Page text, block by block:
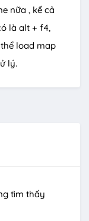
nữa , kể cả
là alt + f4,
load map
lý.
tìm thấy